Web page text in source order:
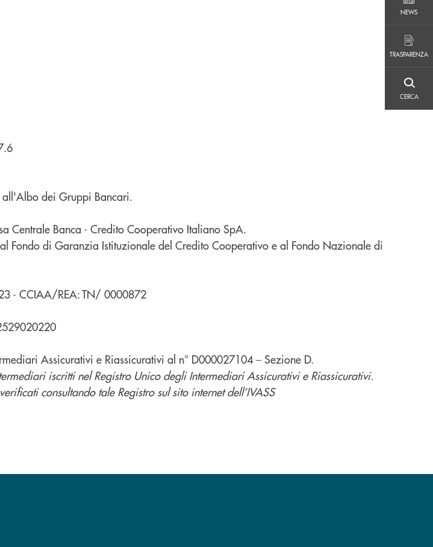
NEWS
TRASPARENZA
CERCA
all'Albo dei Gruppi Bancari.
Centrale Banca - Credito Cooperativo Italiano SpA.
Fondo di Garanzia Istituzionale del Credito Cooperativo e al Fondo Nazionale di
- CCIAA/REA: TN/ 0000872
Assicurativi e Riassicurativi al n° D000027104 – Sezione D.
iscritti nel Registro Unico degli Intermediari Assicurativi e Riassicurativi.
consultando tale Registro sul sito internet dell’IVASS